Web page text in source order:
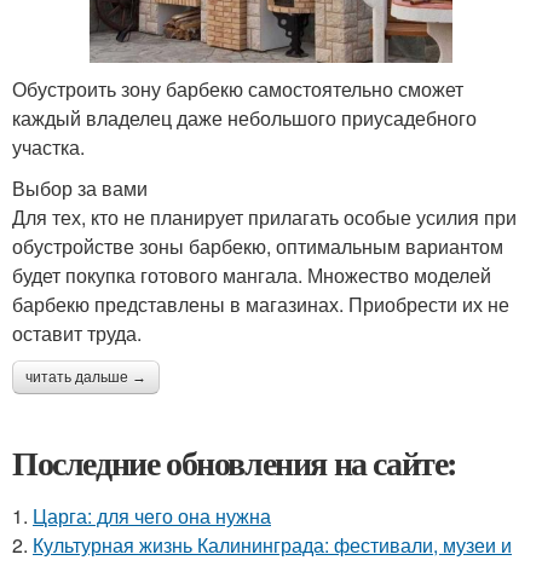
Обустроить зону барбекю самостоятельно сможет
каждый владелец даже небольшого приусадебного
участка.
Выбор за вами
Для тех, кто не планирует прилагать особые усилия при
обустройстве зоны барбекю, оптимальным вариантом
будет покупка готового мангала. Множество моделей
барбекю представлены в магазинах. Приобрести их не
оставит труда.
читать дальше →
Последние обновления на сайте:
1. Царга: для чего она нужна
2. Культурная жизнь Калининграда: фестивали, музеи и